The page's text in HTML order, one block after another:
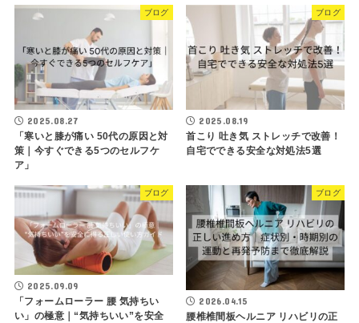
ブログ
2025.08.27
「寒いと膝が痛い 50代の原因と対
策｜今すぐできる5つのセルフケ
ア」
ブログ
2025.08.19
首こり 吐き気 ストレッチで改善！
自宅でできる安全な対処法5選
ブログ
2025.09.09
「フォームローラー 腰 気持ちい
い」の極意｜“気持ちいい”を安全
ブログ
2026.04.15
腰椎椎間板ヘルニア リハビリの正